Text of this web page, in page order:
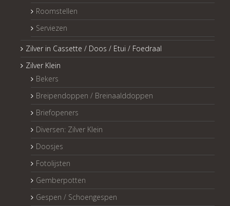
Roomstellen
Serviezen
Zilver in Cassette / Doos / Etui / Foedraal
Zilver Klein
Bekers
Breipendoppen / Breinaalddoppen
Briefopeners
Diversen: Zilver Klein
Doosjes
Fotolijsten
Gemberpotten
Gespen / Schoengespen